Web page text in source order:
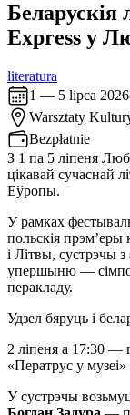
Беларускія
Express у
literatura
1 — 5 lipca 2026
Warsztaty
Bezpłatnie
З 1 па 5 ліпеня
цікавай сучаснай
Еўропы.
У рамках
польскія прэм’еры
і Літвы, сустрэчы
упершыню —
перакладу.
Удзел бяруць і
2 ліпеня а 17:30 —
«Ператрус у
У сустрэчы